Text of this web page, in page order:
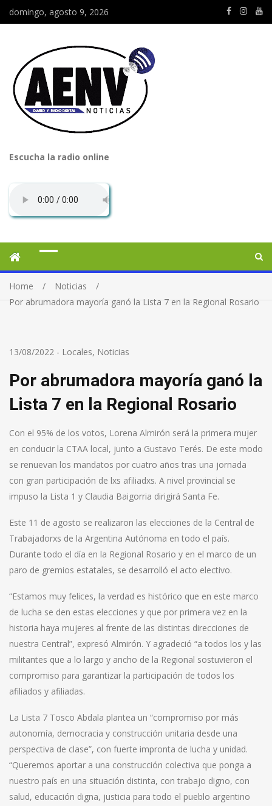
domingo, agosto 9, 2026
Escucha la radio online
Home
Noticias
Por abrumadora mayoría ganó la Lista 7 en la Regional Rosario
13/08/2022 - Locales, Noticias
Por abrumadora mayoría ganó la
Lista 7 en la Regional Rosario
Con el 95% de los votos, Lorena Almirón será la primera mujer
en conducir la CTAA local, junto a Gustavo Terés. De este modo
se renuevan los mandatos por cuatro años tras una jornada
con gran participación de lxs afiliadxs. A nivel provincial se
impuso la Lista 1 y Claudia Baigorria dirigirá Santa Fe.
Este 11 de agosto se realizaron las elecciones de la Central de
Trabajadorxs de la Argentina Autónoma en todo el país.
Durante todo el día en la Regional Rosario y en el marco de un
paro de gremios estatales, se desarrolló el acto electivo.
“Estamos muy felices, la verdad es histórico que en este marco
de lucha se den estas elecciones y que por primera vez en la
historia haya mujeres al frente de las distintas direcciones de
nuestra Central”, expresó Almirón. Y agradeció “a todos los y las
militantes que a lo largo y ancho de la Regional sostuvieron el
compromiso para garantizar la participación de todos los
afiliados y afiliadas.
La Lista 7 Tosco Abdala plantea un “compromiso por más
autonomía, democracia y construcción unitaria desde una
perspectiva de clase”, con fuerte impronta de lucha y unidad.
“Queremos aportar a una construcción colectiva que ponga a
nuestro país en una situación distinta, con trabajo digno, con
salud, educación digna, justicia para todo el pueblo argentino